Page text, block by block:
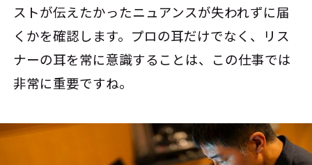
ストが伝えたかったニュアンスが失われずに届
くかを確認します。プロの耳だけでなく、リス
ナーの耳を常に意識することは、この仕事では
非常に重要ですね。